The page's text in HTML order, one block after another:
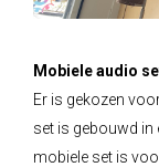
Mobiele audio
Er is gekozen
set is gebouwd in
mobiele set is